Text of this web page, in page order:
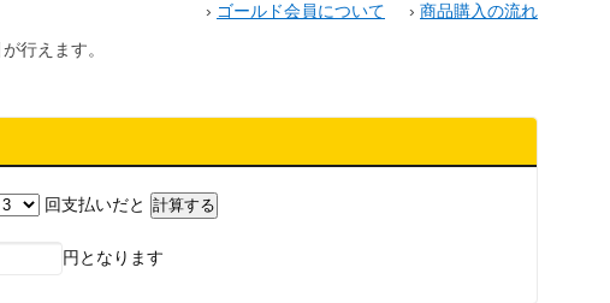
› ゴールド会員について › 商品購入の流れ
行えます。
回支払いだと
円となります